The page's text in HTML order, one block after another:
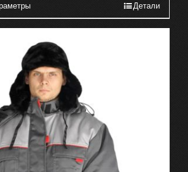
Этот
имеет
несколько
вариаций.
Опции
можно
выбрать
на
странице
Детали